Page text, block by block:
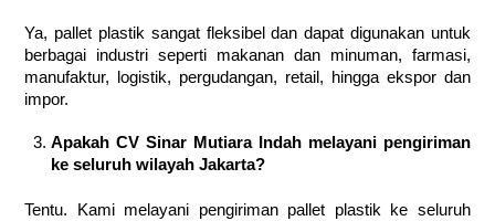
Ya, pallet plastik sangat fleksibel dan dapat digunakan untuk
berbagai industri seperti makanan dan minuman, farmasi,
manufaktur, logistik, pergudangan, retail, hingga ekspor dan
impor.
Apakah CV Sinar Mutiara Indah melayani pengiriman
ke seluruh wilayah Jakarta?
Tentu. Kami melayani pengiriman pallet plastik ke seluruh